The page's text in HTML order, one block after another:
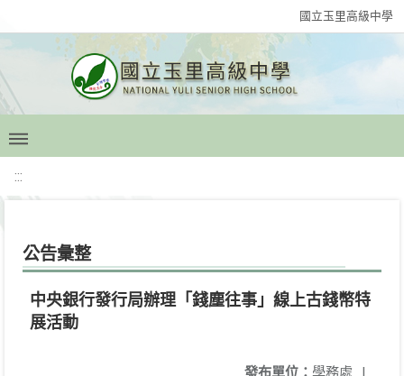
國立玉里高級中學
:::
公告彙整
中央銀行發行局辦理「錢塵往事」線上古錢幣特
展活動
發布單位： 學務處 |